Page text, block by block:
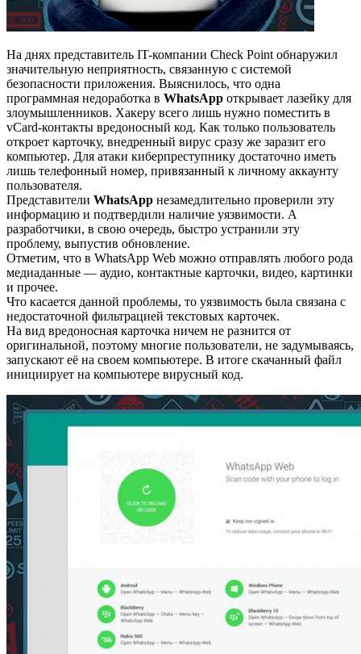
На днях представитель IT-компании Check Point обнаружил
значительную неприятность, связанную с системой
безопасности приложения. Выяснилось, что одна
программная недоработка в WhatsApp открывает лазейку для
злоумышленников. Хакеру всего лишь нужно поместить в
vCard-контакты вредоносный код. Как только пользователь
откроет карточку, внедренный вирус сразу же заразит его
компьютер. Для атаки киберпреступнику достаточно иметь
лишь телефонный номер, привязанный к личному аккаунту
пользователя.
Представители WhatsApp незамедлительно проверили эту
информацию и подтвердили наличие уязвимости. А
разработчики, в свою очередь, быстро устранили эту
проблему, выпустив обновление.
Отметим, что в WhatsApp Web можно отправлять любого рода
медиаданные — аудио, контактные карточки, видео, картинки
и прочее.
Что касается данной проблемы, то уязвимость была связана с
недостаточной фильтрацией текстовых карточек.
На вид вредоносная карточка ничем не разнится от
оригинальной, поэтому многие пользователи, не задумываясь,
запускают её на своем компьютере. В итоге скачанный файл
инициирует на компьютере вирусный код.